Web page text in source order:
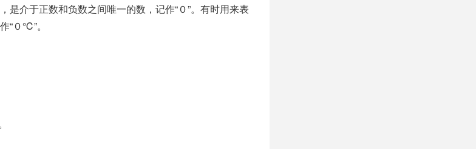
介于正数和负数之间唯一的数，记作“０”。有时用来表
“０℃”。